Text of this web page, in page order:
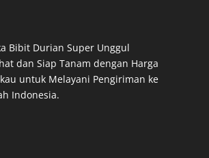
Bibit Durian Super Unggul
dan Siap Tanam dengan Harga
untuk Melayani Pengiriman ke
Indonesia.